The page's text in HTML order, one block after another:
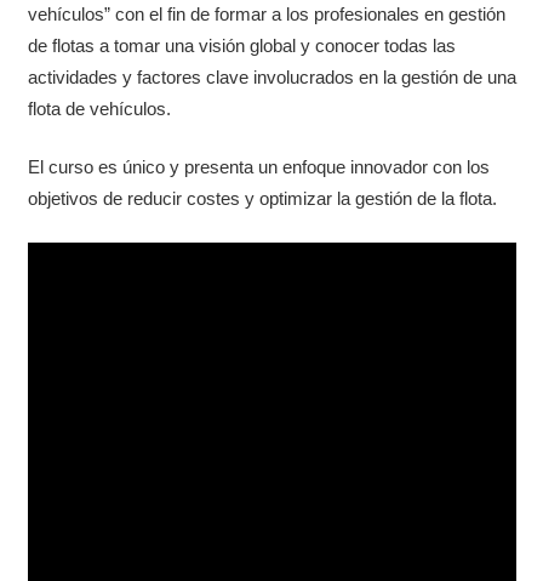
vehículos” con el fin de formar a los profesionales en gestión
de flotas a tomar una visión global y conocer todas las
actividades y factores clave involucrados en la gestión de una
flota de vehículos.
El curso es único y presenta un enfoque innovador con los
objetivos de reducir costes y optimizar la gestión de la flota.